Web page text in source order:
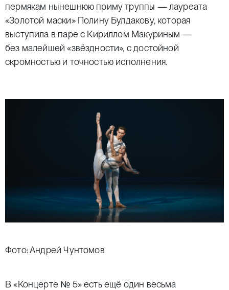
пермякам нынешнюю приму труппы — лауреата
«Золотой маски» Полину Булдакову, которая
выступила в паре с Кириллом Макуриным —
без малейшей «звёздности», с достойной
скромностью и точностью исполнения.
Фото: Андрей Чунтомов
В «Концерте № 5» есть ещё один весьма